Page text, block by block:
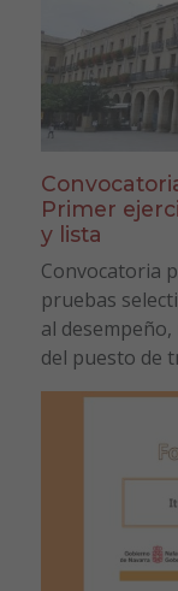
Primer
y lista
Convocatoria
pruebas
al
del puesto de